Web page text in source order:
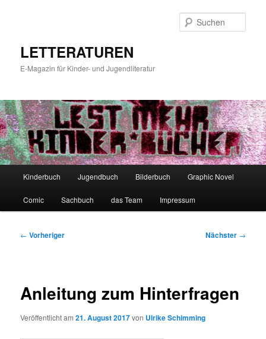
LETTERATUREN
E-Magazin für Kinder- und Jugendliteratur
Kinderbuch Jugendbuch Bilderbuch Graphic Novel
Comic Sachbuch das Team Impressum
Beitragsnavigation
← Vorheriger Nächster →
Anleitung zum Hinterfragen
Veröffentlicht am21. August 2017von Ulrike Schimming